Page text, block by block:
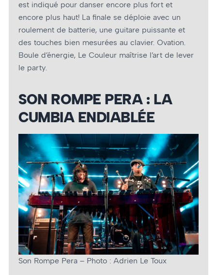
est indiqué pour danser encore plus fort et
encore plus haut! La finale se déploie avec un
roulement de batterie, une guitare puissante et
des touches bien mesurées au clavier. Ovation.
Boule d’énergie, Le Couleur maîtrise l’art de lever
le party.
SON ROMPE PERA : LA
CUMBIA ENDIABLÉE
Son Rompe Pera – Photo : Adrien Le Toux